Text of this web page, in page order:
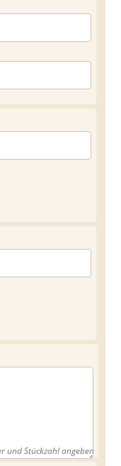
und Stückzahl angeben